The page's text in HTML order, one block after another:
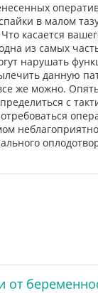
в малом
касается
из самых
нарушать
данную
же можно.
с